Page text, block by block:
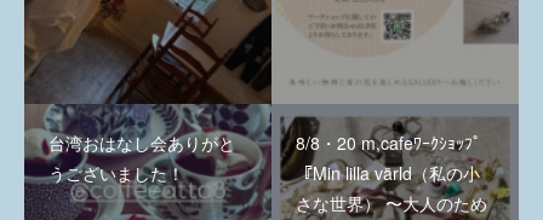
台湾おはなし会ありがと
うございました！
8/8・20 m,cafeﾜｰｸｼｮｯﾌﾟ
『Min lilla värld（私の小
さな世界） 〜大人のため